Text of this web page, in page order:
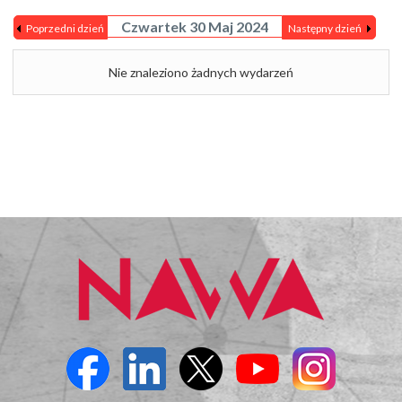
Poprzedni dzień Czwartek 30 Maj 2024 Następny dzień
Nie znaleziono żadnych wydarzeń